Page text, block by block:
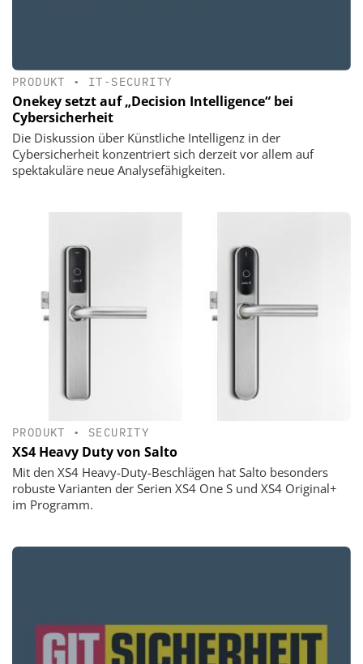
PRODUKT • IT-SECURITY
Onekey setzt auf „Decision Intelligence“ bei
Cybersicherheit
Die Diskussion über Künstliche Intelligenz in der
Cybersicherheit konzentriert sich derzeit vor allem auf
spektakuläre neue Analysefähigkeiten.
PRODUKT • SECURITY
XS4 Heavy Duty von Salto
Mit den XS4 Heavy-Duty-Beschlägen hat Salto besonders
robuste Varianten der Serien XS4 One S und XS4 Original+
im Programm.